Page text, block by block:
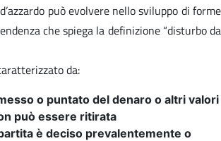
può evolvere nello sviluppo di forme
che spiega la definizione “disturbo da
da:
o puntato del denaro o altri valori
può essere ritirata
è deciso prevalentemente o